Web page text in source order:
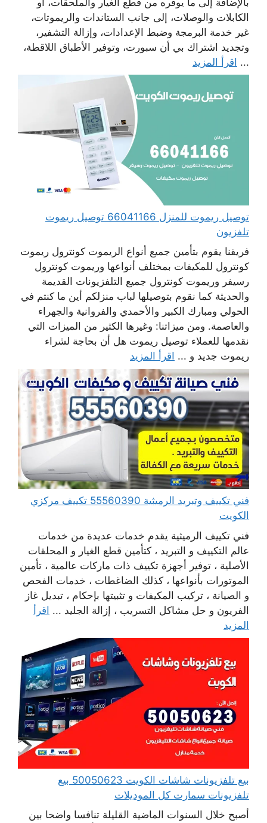
الكابلات والوصلات، إلى جانب الستاندات والريموتات،
غير خدمة البرمجة وضبط الإعدادات، وإزالة التشفير،
وتجديد اشتراك بي أن سبورت، وتوفير الأطباق اللاقطة،
... اقرأ المزيد
توصيل ريموت للمنزل 66041166 توصيل ريموت
تلفزيون
فريقنا يقوم بتأمين جميع أنواع الريموت كونترول ريموت
كونترول للمكيفات بمختلف أنواعها وريموت كونترول
رسيفر وريموت كونترول جميع التلفزيونات القديمة
والحديثة كما نقوم بتوصيلها لباب منزلكم أين ما كنتم في
الحولي ومبارك الكبير والأحمدي والفروانية والجهراء
والعاصمة. ومن ميزاتنا: وغيرها الكثير من الميزات التي
نقدمها للعملاء توصيل ريموت هل أن بحاجة لشراء
ريموت جديد و ... اقرأ المزيد
فني تكييف وتبريد الرميثية 55560390 تكييف مركزي
الكويت
فني تكييف الرميثية يقدم خدمات عديدة من خدمات
عالم التكييف و التبريد ، كتأمين قطع الغيار و المحلقات
الأصلية ، توفير أجهزة تكييف ذات ماركات عالمية ، تأمين
الموتورات بأنواعها ، كذلك الضاغطات ، خدمات الفحص
و الصيانة ، تركيب المكيفات و تثبيتها بإحكام ، تبديل غاز
الفريون و حل مشاكل التسريب ، إزالة الجليد ... اقرأ
المزيد
بيع تلفزيونات شاشات الكويت 50050623 بيع
تلفزيونات سمارت كل الموديلات
أصبح خلال السنوات الماضية القليلة تنافسا واضحا بين